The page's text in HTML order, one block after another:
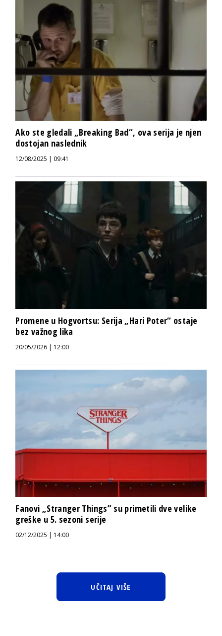
Ako ste gledali „Breaking Bad“, ova serija je njen
dostojan naslednik
12/08/2025 | 09:41
Promene u Hogvortsu: Serija „Hari Poter“ ostaje
bez važnog lika
20/05/2026 | 12:00
Fanovi „Stranger Things” su primetili dve velike
greške u 5. sezoni serije
02/12/2025 | 14:00
UČITAJ VIŠE